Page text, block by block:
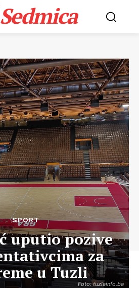
Sedmica
Foto: tuzlainfo.ba
SPORT
uputio pozive
za
u Tuzli